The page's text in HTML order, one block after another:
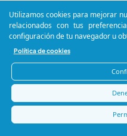
Mes 6-12:
visible
En este período es
resultados tangibles
estratégicas mejoran
volumen real, el tráfico
Utilizamos cookies para mejorar
relacionados con tus
configuración de tu navegador u
Política de cookies